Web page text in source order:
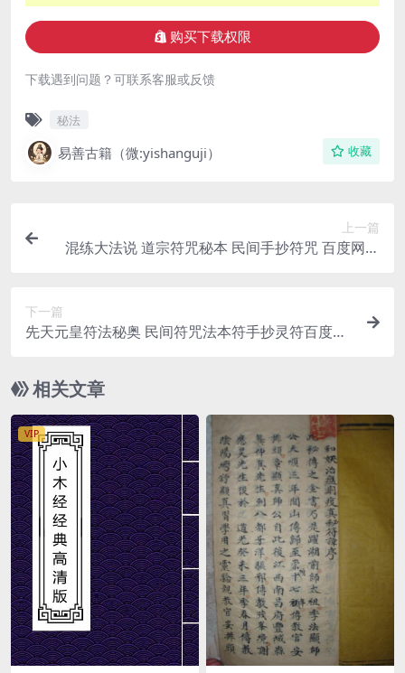
购买下载权限
下载遇到问题？可联系客服或反馈
秘法
易善古籍（微:yishanguji） 收藏
上一篇
混练大法说 道宗符咒秘本 民间手抄符咒 百度网盘
下一篇
先天元皇符法秘奥 民间符咒法本符手抄灵符百度网
相关文章
VIP